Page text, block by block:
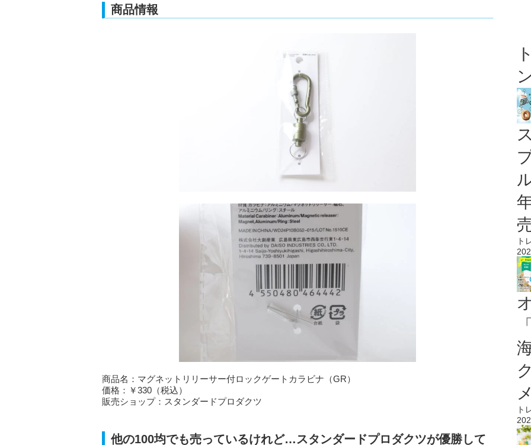
商品情報
商品名：マグネットリリーサー付ロックゲートカラビナ（GR）
価格：￥330（税込）
販売ショップ：スタンダードプロダクツ
他の100均でも売っているけれど…スタンダードプロダクツが優勝して
ト
ト